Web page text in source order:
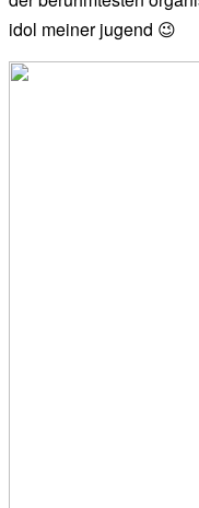
idol meiner jugend 😉